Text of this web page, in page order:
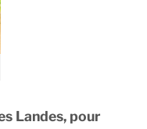
Landes, pour